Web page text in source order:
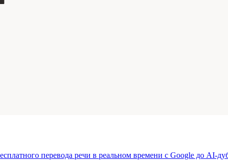
перевода речи в реальном времени с Google до AI-